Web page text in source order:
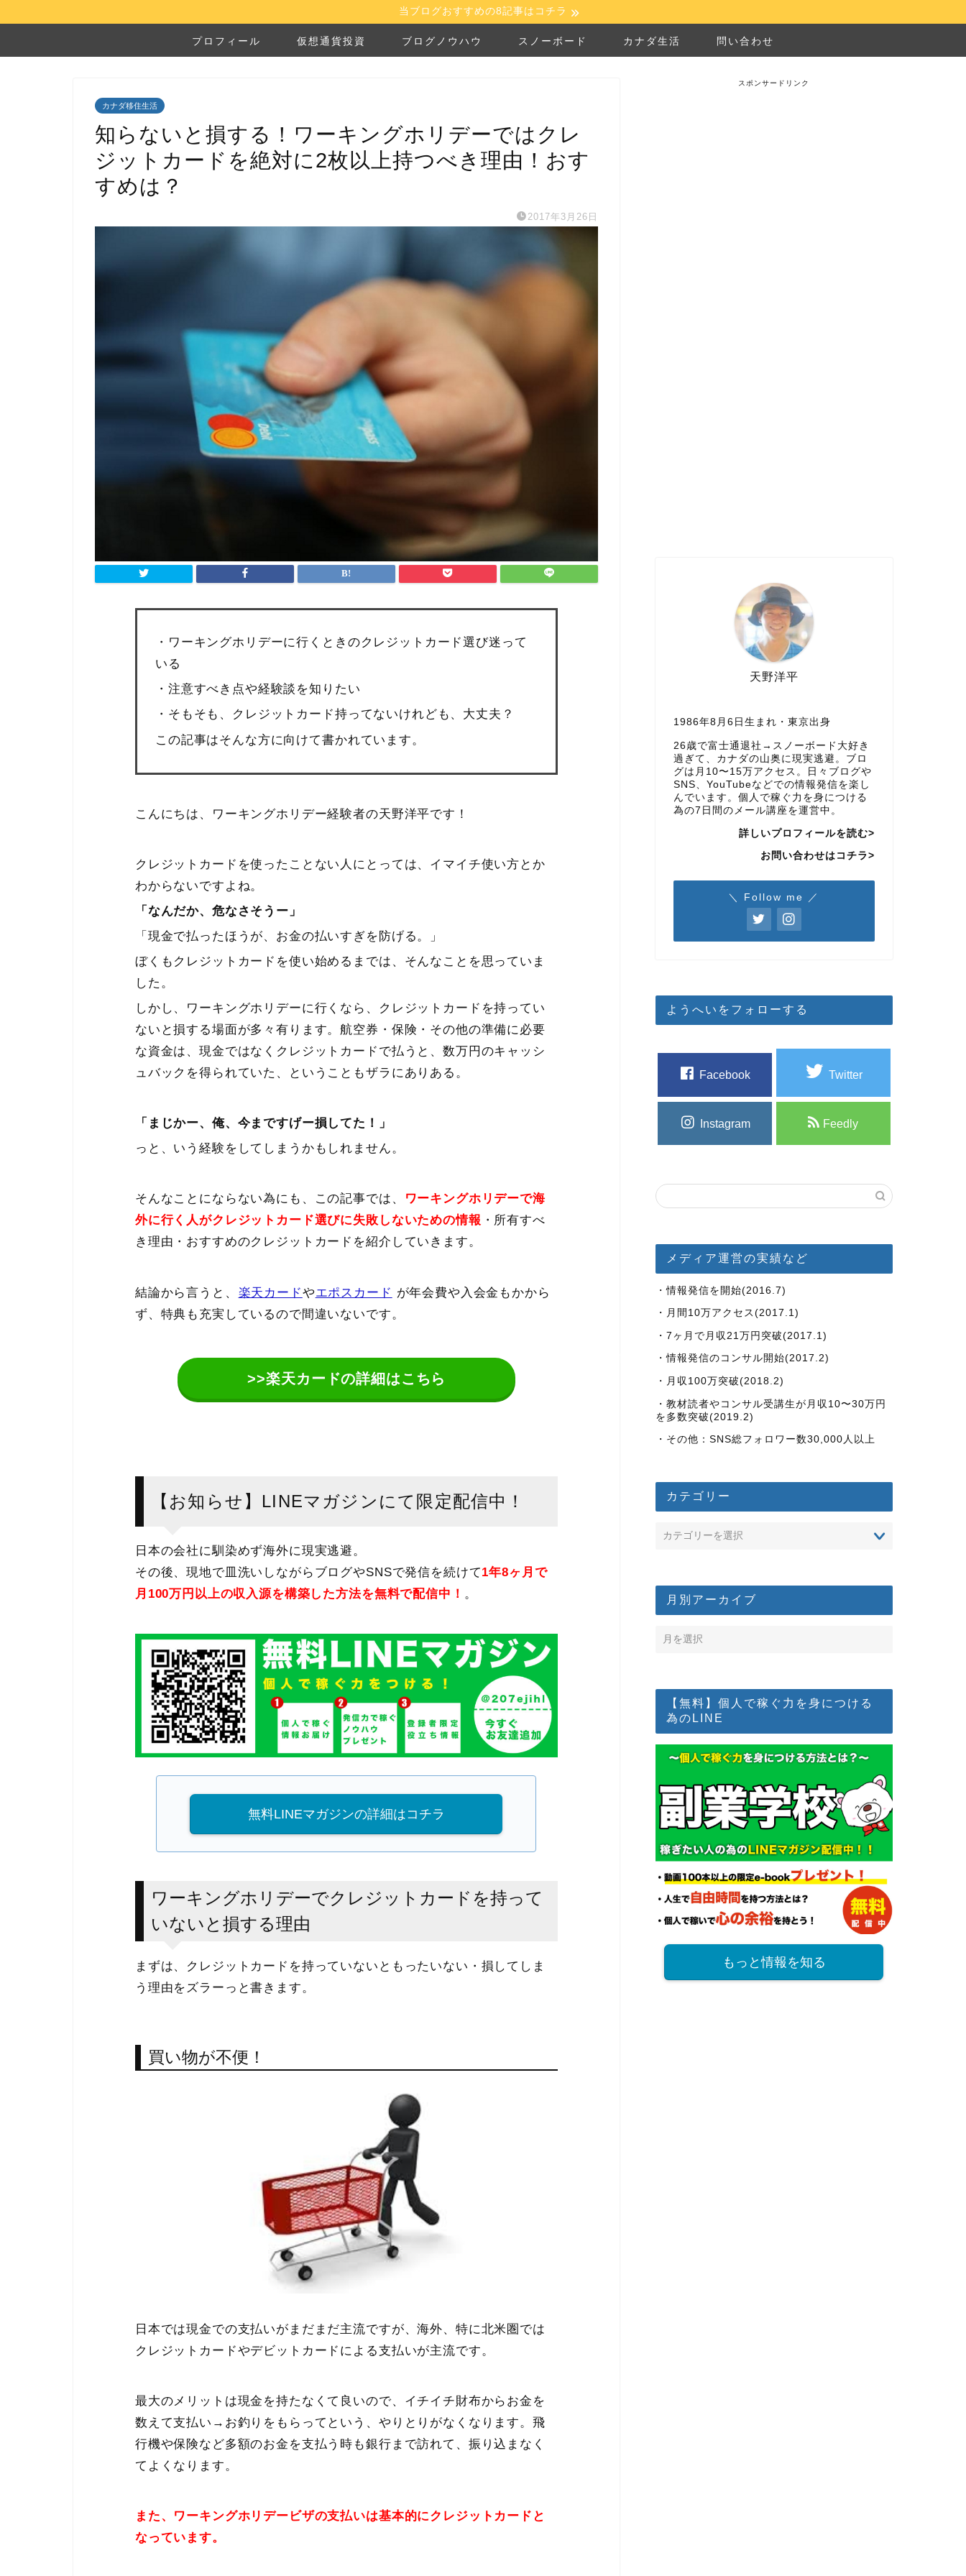
当ブログおすすめの8記事はコチラ
プロフィール 仮想通貨投資 ブログノウハウ スノーボード カナダ生活 問い合わせ
カナダ移住生活
知らないと損する！ワーキングホリデーではクレ
ジットカードを絶対に2枚以上持つべき理由！おす
すめは？
2017年3月26日
・ワーキングホリデーに行くときのクレジットカード選び迷って
いる
・注意すべき点や経験談を知りたい
・そもそも、クレジットカード持ってないけれども、大丈夫？
この記事はそんな方に向けて書かれています。
こんにちは、ワーキングホリデー経験者の天野洋平です！
クレジットカードを使ったことない人にとっては、イマイチ使い方とか
わからないですよね。
「なんだか、危なさそうー」
「現金で払ったほうが、お金の払いすぎを防げる。」
ぼくもクレジットカードを使い始めるまでは、そんなことを思っていま
した。
しかし、ワーキングホリデーに行くなら、クレジットカードを持ってい
ないと損する場面が多々有ります。航空券・保険・その他の準備に必要
な資金は、現金ではなくクレジットカードで払うと、数万円のキャッシ
ュバックを得られていた、ということもザラにありある。
「まじかー、俺、今まですげー損してた！」
っと、いう経験をしてしまうかもしれません。
そんなことにならない為にも、この記事では、
ワーキングホリデーで海
外に行く人がクレジットカード選びに失敗しないための情報 ・所有すべ
き理由・おすすめのクレジットカードを紹介していきます。
結論から言うと、 楽天カードやエポスカード が年会費や入会金もかから
ず、特典も充実しているので間違いないです。
>>楽天カードの詳細はこちら
【お知らせ】LINEマガジンにて限定配信中！
日本の会社に馴染めず海外に現実逃避。
その後、現地で皿洗いしながらブログやSNSで発信を続けて1年8ヶ月で
月100万円以上の収入源を構築した方法を無料で配信中！ 。
無料LINEマガジンの詳細はコチラ
ワーキングホリデーでクレジットカードを持って
いないと損する理由
まずは、クレジットカードを持っていないともったいない・損してしま
う理由をズラーっと書きます。
買い物が不便！
日本では現金での支払いがまだまだ主流ですが、海外、特に北米圏では
クレジットカードやデビットカードによる支払いが主流です。
最大のメリットは現金を持たなくて良いので、イチイチ財布からお金を
数えて支払い→お釣りをもらってという、やりとりがなくなります。飛
行機や保険など多額のお金を支払う時も銀行まで訪れて、振り込まなく
てよくなります。
また、ワーキングホリデービザの支払いは基本的にクレジットカードと
なっています。
スポンサードリンク
天野洋平
1986年8月6日生まれ・東京出身
26歳で富士通退社→スノーボード大好き
過ぎて、カナダの山奥に現実逃避。ブロ
グは月10〜15万アクセス。日々ブログや
SNS、YouTubeなどでの情報発信を楽し
んでいます。個人で稼ぐ力を身につける
為の7日間のメール講座を運営中。
詳しいプロフィールを読む>
お問い合わせはコチラ>
＼ Follow me ／
ようへいをフォローする
Facebook Twitter
Instagram Feedly
メディア運営の実績など
・情報発信を開始(2016.7)
・月間10万アクセス(2017.1)
・7ヶ月で月収21万円突破(2017.1)
・情報発信のコンサル開始(2017.2)
・月収100万突破(2018.2)
・教材読者やコンサル受講生が月収10〜30万円
を多数突破(2019.2)
・その他：SNS総フォロワー数30,000人以上
カテゴリー
月別アーカイブ
【無料】個人で稼ぐ力を身につける
為のLINE
もっと情報を知る